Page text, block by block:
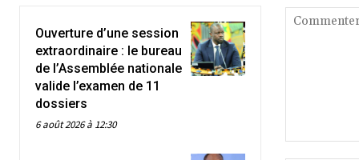
Ouverture d’une session
extraordinaire : le bureau
de l’Assemblée nationale
valide l’examen de 11
dossiers
6 août 2026 à 12:30